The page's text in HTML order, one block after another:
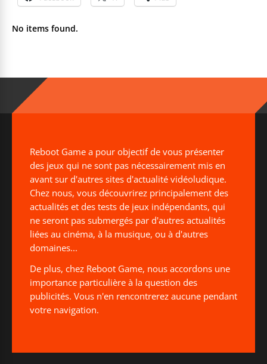
No items found.
Reboot Game a pour objectif de vous présenter
des jeux qui ne sont pas nécessairement mis en
avant sur d'autres sites d'actualité vidéoludique.
Chez nous, vous découvrirez principalement des
actualités et des tests de jeux indépendants, qui
ne seront pas submergés par d'autres actualités
liées au cinéma, à la musique, ou à d'autres
domaines...
De plus, chez Reboot Game, nous accordons une
importance particulière à la question des
publicités. Vous n'en rencontrerez aucune pendant
votre navigation.